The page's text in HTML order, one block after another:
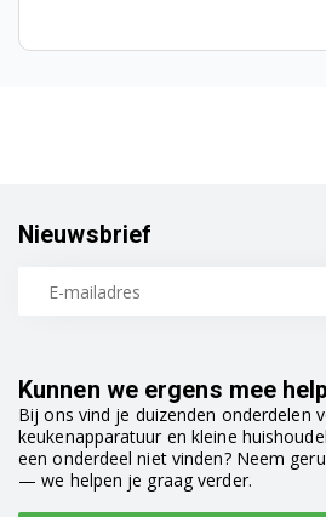
F4J5VYW3W.ABWQWHS
F4J5VYW3W.ABWQWIS
F4J5VYW3W.ABWQWPL
F4J5VYW3W.ABWQWRO
F4J5VYW3W.ABWQWSW
Kunnen we ergens mee
Bij ons vind je duizenden onderdelen
keukenapparatuur en kleine
een onderdeel niet vinden? Neem
— we helpen je graag verder.
Nieuwsbrief